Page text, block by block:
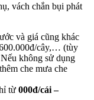
vách chắn bụi phát
và giá cũng khác
cây,… (tùy
không sử dụng
che mưa che
từ 000đ/cái –